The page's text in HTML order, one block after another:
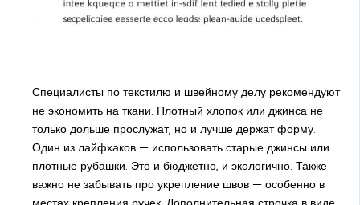
Специалисты по текстилю и швейному делу рекомендуют
не экономить на ткани. Плотный хлопок или джинса не
только дольше прослужат, но и лучше держат форму.
Один из лайфхаков — использовать старые джинсы или
плотные рубашки. Это и бюджетно, и экологично. Также
важно не забывать про укрепление швов — особенно в